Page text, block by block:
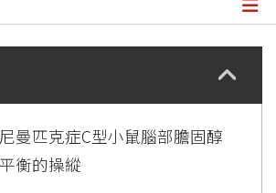
Details
尼曼匹克症C型小鼠腦部膽固醇
平衡的操縱